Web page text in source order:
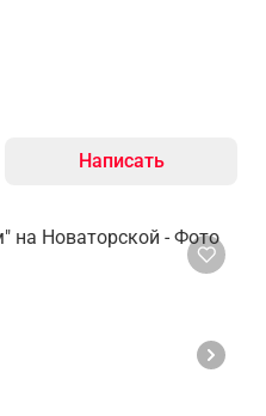
Написать